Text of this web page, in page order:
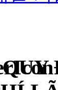
QUY